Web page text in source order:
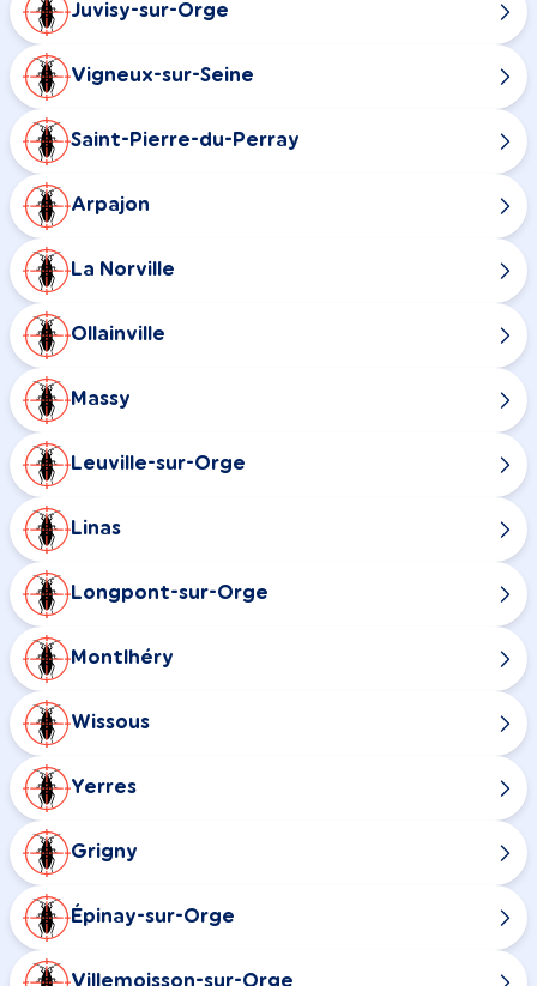
Juvisy-sur-Orge
Vigneux-sur-Seine
Saint-Pierre-du-Perray
Arpajon
La Norville
Ollainville
Massy
Leuville-sur-Orge
Linas
Longpont-sur-Orge
Montlhéry
Wissous
Yerres
Grigny
Épinay-sur-Orge
Villemoisson-sur-Orge